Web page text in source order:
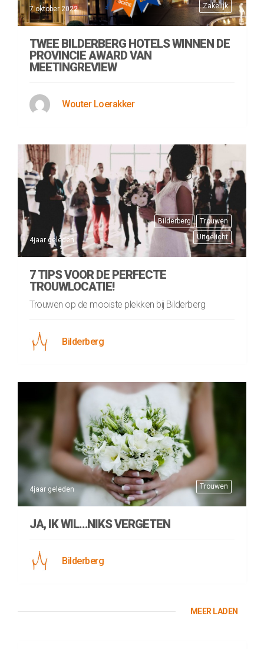
Zakelijk
7 oktober 2022
TWEE BILDERBERG HOTELS WINNEN DE
PROVINCIE AWARD VAN
MEETINGREVIEW
Wouter Loerakker
Bilderberg
Trouwen
Uitgelicht
4jaar geleden
7 TIPS VOOR DE PERFECTE
TROUWLOCATIE!
Trouwen op de mooiste plekken bij Bilderberg
Bilderberg
Trouwen
4jaar geleden
JA, IK WIL…NIKS VERGETEN
Bilderberg
MEER LADEN